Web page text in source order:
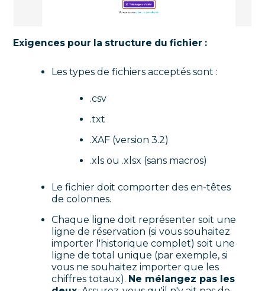
Exigences pour la structure du fichier :
Les types de fichiers acceptés sont :
.csv
.txt
.XAF (version 3.2)
.xls ou .xlsx (sans macros)
Le fichier doit comporter des en-têtes
de colonnes.
Chaque ligne doit représenter soit une
ligne de réservation (si vous souhaitez
importer l'historique complet) soit une
ligne de total unique (par exemple, si
vous ne souhaitez importer que les
chiffres totaux). Ne mélangez pas les